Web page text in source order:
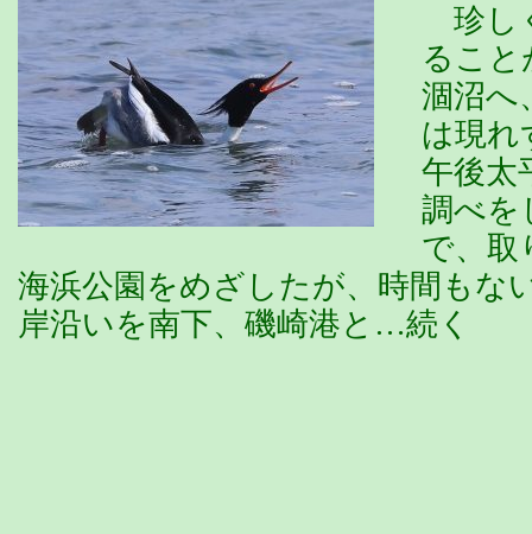
珍し
ること
涸沼へ
は現れ
午後
調べを
で、取
海浜公園をめざしたが、時間もな
岸沿いを南下、磯崎港と…続く